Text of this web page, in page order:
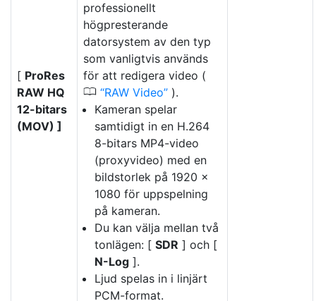
[ ProRes
RAW HQ
12-bitars
(MOV) ]
professionellt
högpresterande
datorsystem av den typ
som vanligtvis används
för att redigera video (
0 RAW Video
).
Kameran spelar
samtidigt in en H.264
8-bitars MP4-video
(proxyvideo) med en
bildstorlek på 1920 ×
1080 för uppspelning
på kameran.
Du kan välja mellan två
tonlägen: [ SDR ] och [
N-Log ].
Ljud spelas in i linjärt
PCM-format.